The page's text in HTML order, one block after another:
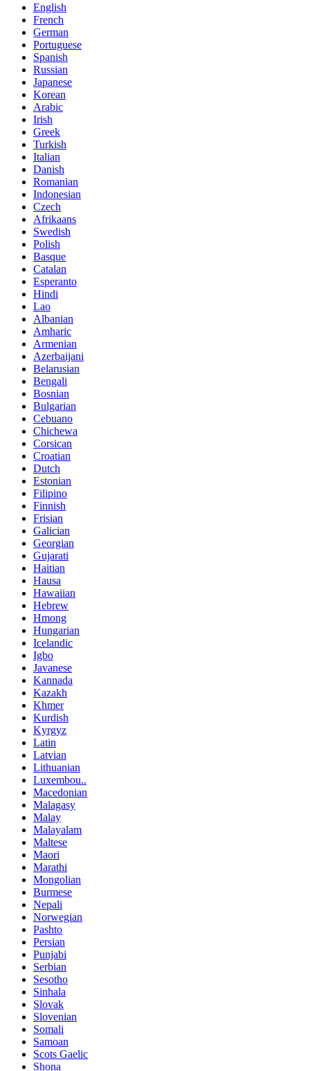
English
French
German
Portuguese
Spanish
Russian
Japanese
Korean
Arabic
Irish
Greek
Turkish
Italian
Danish
Romanian
Indonesian
Czech
Afrikaans
Swedish
Polish
Basque
Catalan
Esperanto
Hindi
Lao
Albanian
Amharic
Armenian
Azerbaijani
Belarusian
Bengali
Bosnian
Bulgarian
Cebuano
Chichewa
Corsican
Croatian
Dutch
Estonian
Filipino
Finnish
Frisian
Galician
Georgian
Gujarati
Haitian
Hausa
Hawaiian
Hebrew
Hmong
Hungarian
Icelandic
Igbo
Javanese
Kannada
Kazakh
Khmer
Kurdish
Kyrgyz
Latin
Latvian
Lithuanian
Luxembou..
Macedonian
Malagasy
Malay
Malayalam
Maltese
Maori
Marathi
Mongolian
Burmese
Nepali
Norwegian
Pashto
Persian
Punjabi
Serbian
Sesotho
Sinhala
Slovak
Slovenian
Somali
Samoan
Scots Gaelic
Shona